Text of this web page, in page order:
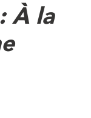
À la